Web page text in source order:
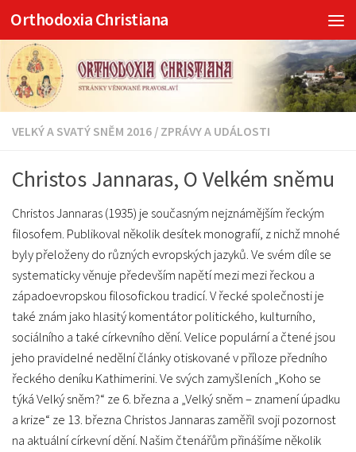
Skip to content
Orthodoxia Christiana
VELKÝ A SVATÝ SNĚM 2016 / ZPRÁVY A UDÁLOSTI
Christos Jannaras, O Velkém sněmu
Christos Jannaras (1935) je současným nejznámějším řeckým
filosofem. Publikoval několik desítek monografií, z nichž mnohé
byly přeloženy do různých evropských jazyků. Ve svém díle se
systematicky věnuje především napětí mezi mezi řeckou a
západoevropskou filosofickou tradicí. V řecké společnosti je
také znám jako hlasitý komentátor politického, kulturního,
sociálního a také církevního dění. Velice populární a čtené jsou
jeho pravidelné nedělní články otiskované v příloze předního
řeckého deníku Kathimerini. Ve svých zamyšleních „Koho se
týká Velký sněm?“ ze 6. března a „Velký sněm – znamení úpadku
a krize“ ze 13. března Christos Jannaras zaměřil svoji pozornost
na aktuální církevní dění. Našim čtenářům přinášíme několik